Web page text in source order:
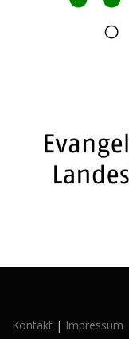
Kontakt | Impressum